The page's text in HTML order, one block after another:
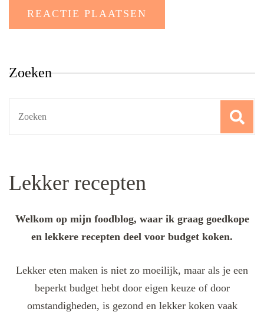
Zoeken
Lekker recepten
Welkom op mijn foodblog, waar ik graag goedkope
en lekkere recepten deel voor budget koken.
Lekker eten maken is niet zo moeilijk, maar als je een
beperkt budget hebt door eigen keuze of door
omstandigheden, is gezond en lekker koken vaak